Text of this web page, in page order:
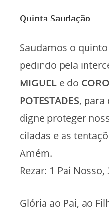
Quinta Saudação
Saudamos o
pedindo pela
MIGUEL e do
POTESTADES, para
digne proteger
ciladas e as
Amém.
Rezar: 1 Pai
Glória ao Pai, ao